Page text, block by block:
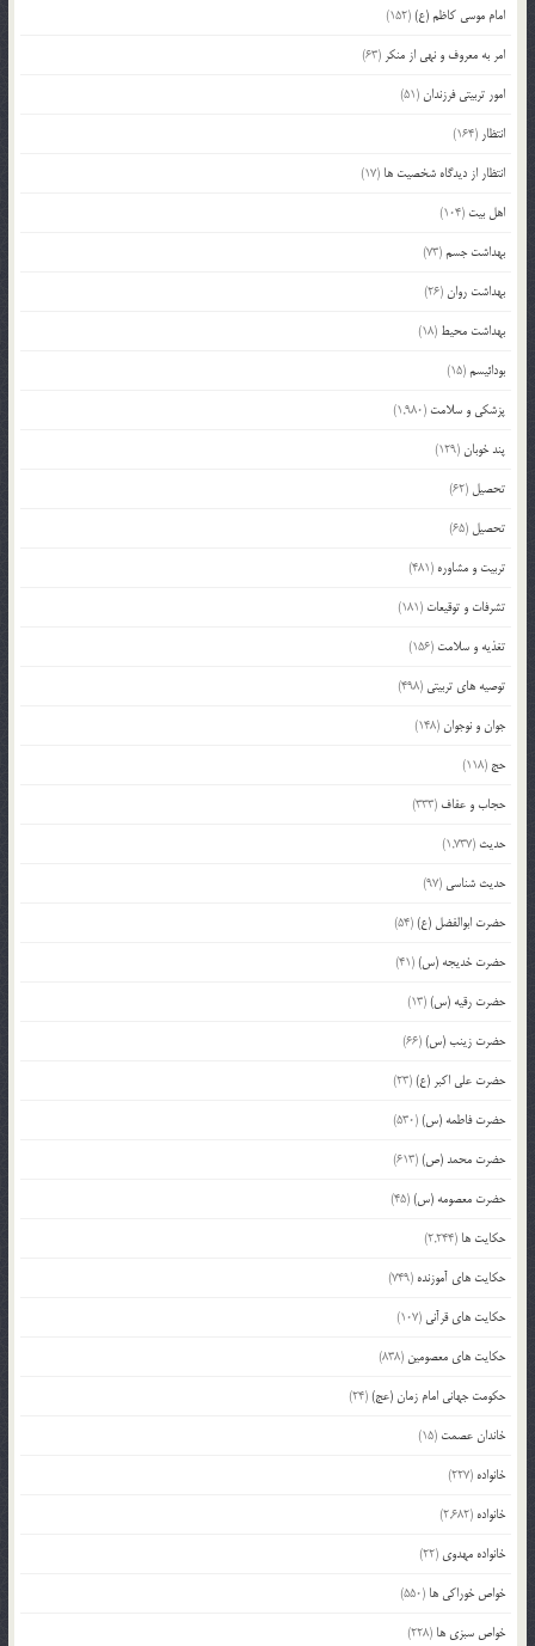
امام موسی کاظم (ع)(152)
امر به معروف و نهی از منکر (63)
امور تربیتی فرزندان(51)
انتظار (164)
انتظار از دیدگاه شخصیت ها (17)
اهل بیت (104)
بهداشت جسم(73)
بهداشت روان(26)
بهداشت محیط (18)
بودائیسم(15)
پزشکی و سلامت (1,980)
پند خوبان(129)
تحصیل (62)
تحصیل (65)
تربیت و مشاوره (481)
تشرفات و توقیعات (181)
تغذیه و سلامت (156)
توصیه های تربیتی (498)
جوان و نوجوان(148)
حج (118)
حجاب و عفاف (333)
حدیث (1,737)
حدیث شناسی (97)
حضرت ابوالفضل (ع)(54)
حضرت خدیجه (س)(41)
حضرت رقیه (س)(13)
حضرت زینب (س)(66)
حضرت علی اکبر (ع)(23)
حضرت فاطمه (س)(530)
حضرت محمد (ص)(613)
حضرت معصومه (س)(45)
حکایت ها (2,244)
حکایت های آموزنده (749)
حکایت های قرآنی (107)
حکایت های معصومین (838)
حکومت جهانی امام زمان (عج)(24)
خاندان عصمت (15)
خانواده (227)
خانواده (2,682)
خانواده مهدوی (22)
خواص خوراکی ها (550)
خواص سبزی ها (228)